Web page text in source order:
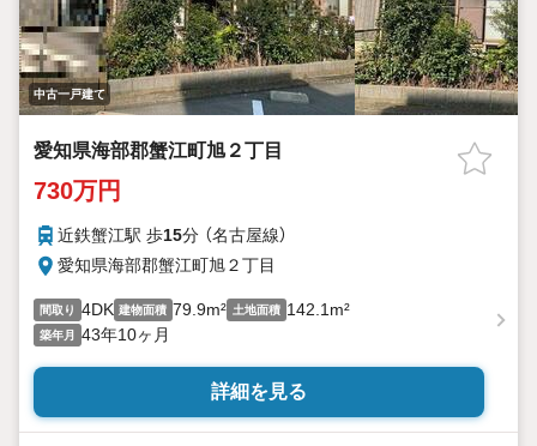
中古一戸建て
愛知県海部郡蟹江町旭２丁目
730万円
近鉄蟹江駅 歩15分 （名古屋線）
愛知県海部郡蟹江町旭２丁目
間取り 4DK 建物面積 79.9m² 土地面積 142.1m²
築年月 43年10ヶ月
詳細を見る